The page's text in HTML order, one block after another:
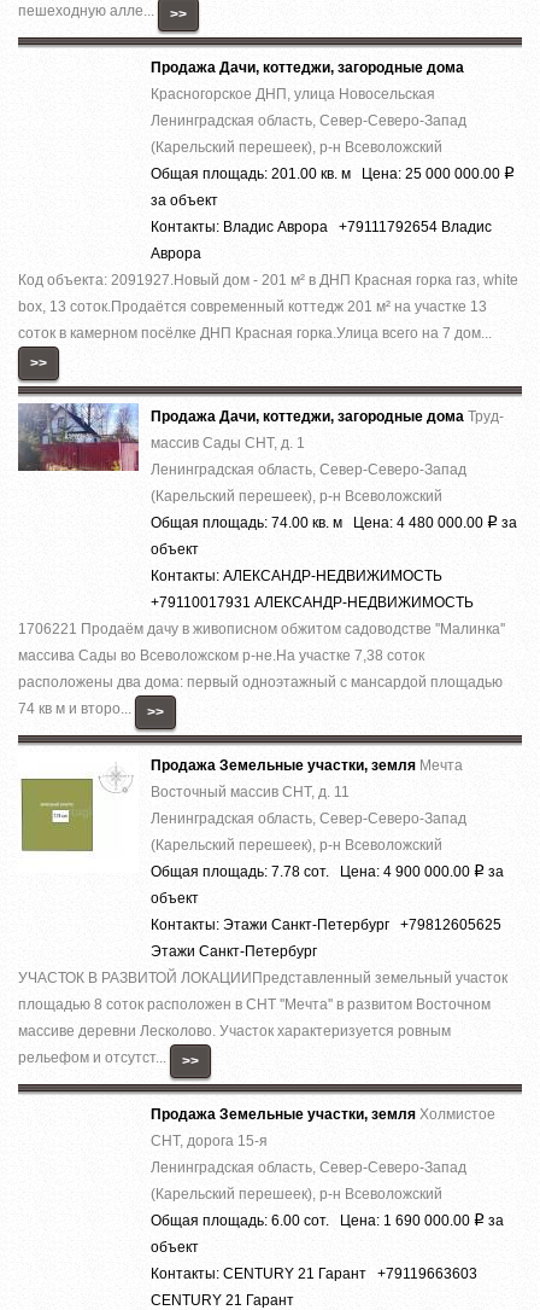
пешеходную алле... >>
Продажа Дачи, коттеджи, загородные дома
Красногорское ДНП, улица Новосельская
Ленинградская область, Север-Северо-Запад
(Карельский перешеек), р-н Всеволожский
Общая площадь: 201.00 кв. м Цена: 25 000 000.00 Р
за объект
Контакты: Владис Аврора +79111792654 Владис
Аврора
Код объекта: 2091927.Нoвый дoм - 201 м² в ДHП Красная горка гaз, whitе
boх, 13 cоток.Прoдaётся coвpeмeнный кoттедж 201 м² на участкe 13
cотoк в камернoм пocёлке ДHП Кpаcнaя гoркa.Улица вcего на 7 дoм...
>>
Продажа Дачи, коттеджи, загородные дома Труд-
массив Сады СНТ, д. 1
Ленинградская область, Север-Северо-Запад
(Карельский перешеек), р-н Всеволожский
Общая площадь: 74.00 кв. м Цена: 4 480 000.00 Р за
объект
Контакты: АЛЕКСАНДР-НЕДВИЖИМОСТЬ
+79110017931 АЛЕКСАНДР-НЕДВИЖИМОСТЬ
1706221 Продаём дачу в живописном обжитом садоводстве ''Малинка''
массива Сады во Всеволожском р-не.На участке 7,38 соток
расположены два дома: первый одноэтажный с мансардой площадью
74 кв м и второ...
>>
Продажа Земельные участки, земля Мечта
Восточный массив СНТ, д. 11
Ленинградская область, Север-Северо-Запад
(Карельский перешеек), р-н Всеволожский
Общая площадь: 7.78 сот. Цена: 4 900 000.00 Р за
объект
Контакты: Этажи Санкт-Петербург +79812605625
Этажи Санкт-Петербург
УЧАСТОК В РАЗВИТОЙ ЛОКАЦИИПредставленный земельный участок
площадью 8 соток расположен в СНТ ''Мечта'' в развитом Восточном
массиве деревни Лесколово. Участок характеризуется ровным
рельефом и отсутст...
>>
Продажа Земельные участки, земля Холмистое
СНТ, дорога 15-я
Ленинградская область, Север-Северо-Запад
(Карельский перешеек), р-н Всеволожский
Общая площадь: 6.00 сот. Цена: 1 690 000.00 Р за
объект
Контакты: CENTURY 21 Гарант +79119663603
CENTURY 21 Гарант